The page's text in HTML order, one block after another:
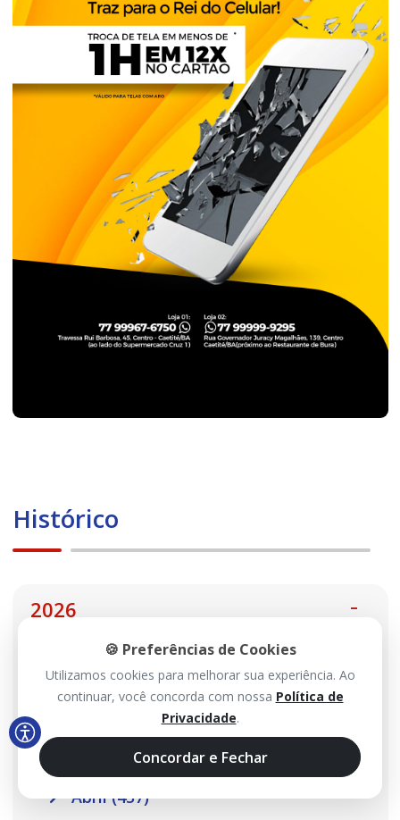
Histórico
2026
Julho (467)
Maio (517)
Abril (457)
🍪 Preferências de Cookies
Utilizamos cookies para melhorar sua experiência. Ao
continuar, você concorda com nossa Política de
Privacidade.
Concordar e Fechar